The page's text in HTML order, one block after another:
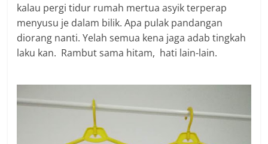
kalau pergi tidur rumah mertua asyik terperap
menyusu je dalam bilik. Apa pulak pandangan
diorang nanti. Yelah semua kena jaga adab tingkah
laku kan. Rambut sama hitam, hati lain-lain.